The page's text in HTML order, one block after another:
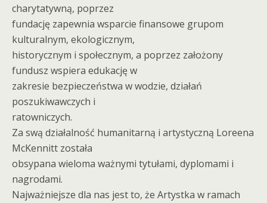
charytatywną, poprzez
fundację zapewnia wsparcie finansowe grupom
kulturalnym, ekologicznym,
historycznym i społecznym, a poprzez założony
fundusz wspiera edukację w
zakresie bezpieczeństwa w wodzie, działań
poszukiwawczych i
ratowniczych.
Za swą działalność humanitarną i artystyczną Loreena
McKennitt została
obsypana wieloma ważnymi tytułami, dyplomami i
nagrodami.
Najważniejsze dla nas jest to, że Artystka w ramach